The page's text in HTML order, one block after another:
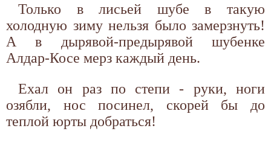
Только в лисьей шубе в такую
холодную зиму нельзя было замерзнуть!
А в дырявой-предырявой шубенке
Алдар-Косе мерз каждый день.
Ехал он раз по степи - руки, ноги
озябли, нос посинел, скорей бы до
теплой юрты добраться!